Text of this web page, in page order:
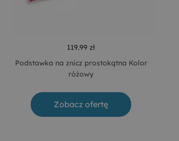
119.99 zł
Podstawka na znicz prostokątna Kolor
różowy
Zobacz ofertę